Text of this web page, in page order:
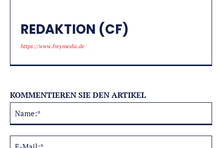
REDAKTION (CF)
https://www.freymedia.de
KOMMENTIEREN SIE DEN ARTIKEL